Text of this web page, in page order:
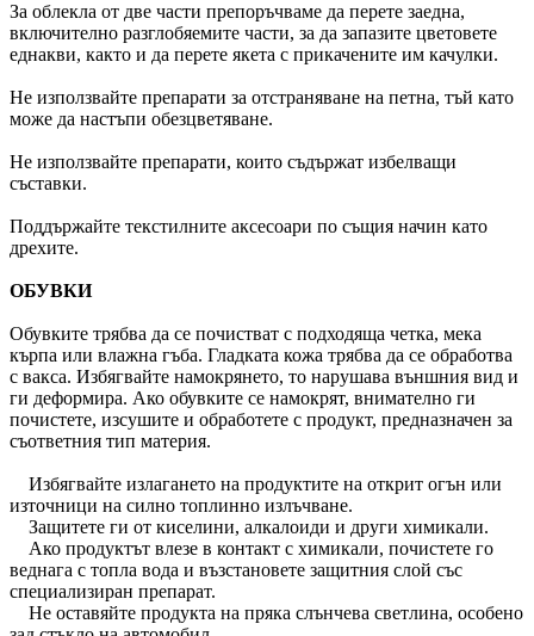
За облекла от две части препоръчваме да перете заедна,
включително разглобяемите части, за да запазите цветовете
еднакви, както и да перете якета с прикачените им качулки.
Не използвайте препарати за отстраняване на петна, тъй като
може да настъпи обезцветяване.
Не използвайте препарати, които съдържат избелващи
съставки.
Поддържайте текстилните аксесоари по същия начин като
дрехите.
ОБУВКИ
Обувките трябва да се почистват с подходяща четка, мека
кърпа или влажна гъба. Гладката кожа трябва да се обработва
с вакса. Избягвайте намокрянето, то нарушава външния вид и
ги деформира. Ако обувките се намокрят, внимателно ги
почистете, изсушите и обработете с продукт, предназначен за
съответния тип материя.
Избягвайте излагането на продуктите на открит огън или
източници на силно топлинно излъчване.
Защитете ги от киселини, алкалоиди и други химикали.
Ако продуктът влезе в контакт с химикали, почистете го
веднага с топла вода и възстановете защитния слой със
специализиран препарат.
Не оставяйте продукта на пряка слънчева светлина, особено